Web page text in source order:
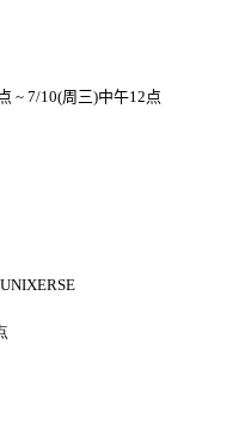
点 ~ 7/10(周三)中午12 点